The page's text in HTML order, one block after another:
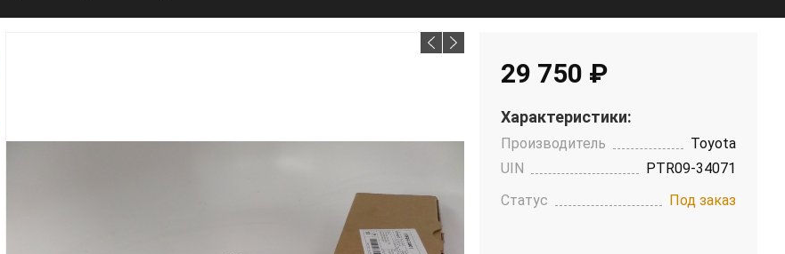
29 750 ₽
Характеристики:
Производитель
Toyota
UIN
PTR09-34071
Статус
Под заказ